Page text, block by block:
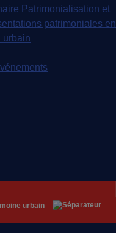
Patrimonialisation et
patrimoniales en
urbain
urbain